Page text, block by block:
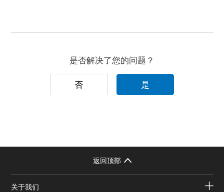
是否解决了您的问题？
否 是
返回顶部
关于我们